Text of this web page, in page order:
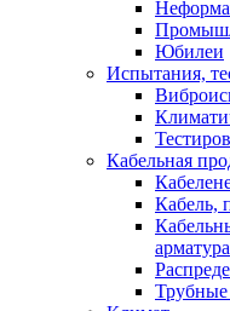
Юбилеи
Испытания,
Кабельная
Кабель,
арматура
Трубные